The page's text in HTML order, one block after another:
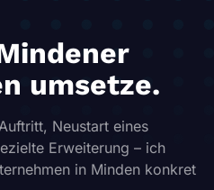
umsetze.
Neustart eines
Erweiterung – ich
in Minden konkret